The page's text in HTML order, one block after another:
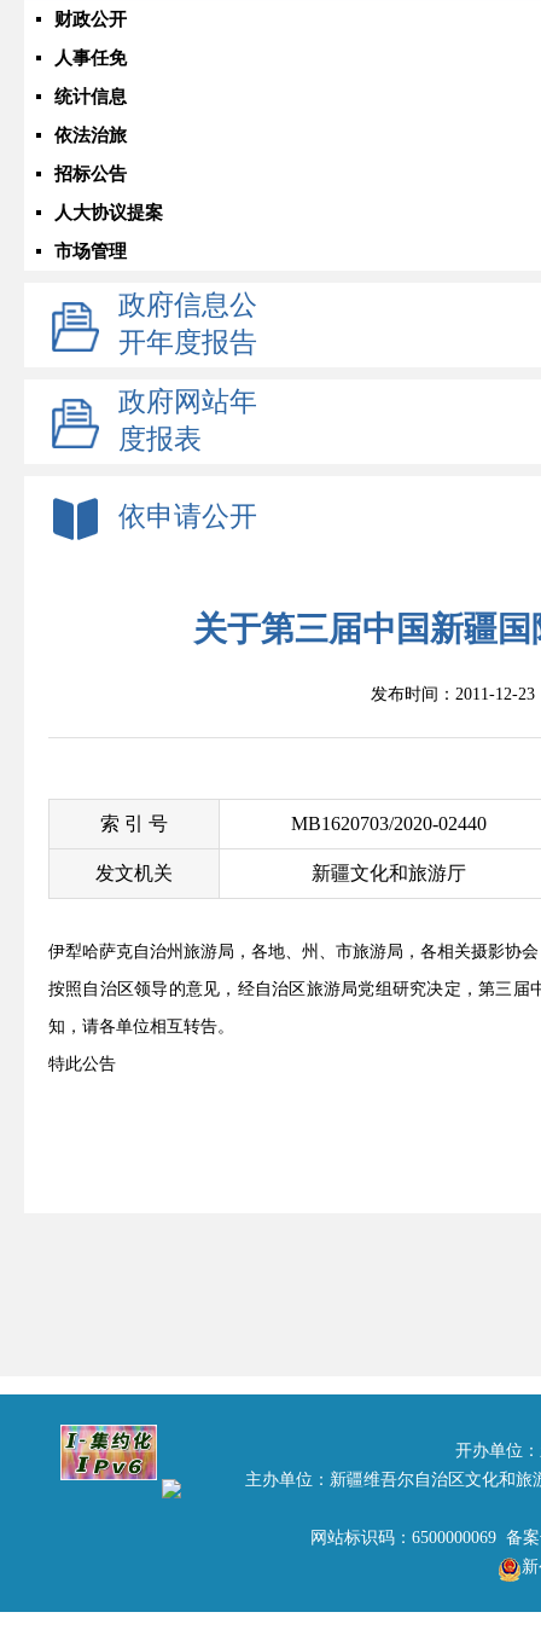
财政公开
人事任免
统计信息
依法治旅
招标公告
人大协议提案
市场管理
政府信息公
开年度报告
政府网站年
度报表
依申请公开
关于第三届中国新疆
发布时间：2011-12-
索 引 号 MB1620703/2020-02440
发文机关 新疆文化和旅游厅
伊犁哈萨克自治州旅游局，各地、州、市旅游局，各相关摄影协
按照自治区领导的意见，经自治区旅游局党组研究决定，第三
知，请各单位相互转告。
特此公告
开办单位
主办单位：新疆维吾尔自治区文化和
网站标识码：6500000069 备